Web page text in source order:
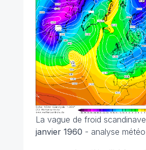
La vague de froid scandinave
janvier 1960 - analyse météo